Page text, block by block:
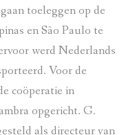
toeleggen op de
en São Paulo te
werd Nederlands
Voor de
coöperatie in
opgericht. G.
als directeur van